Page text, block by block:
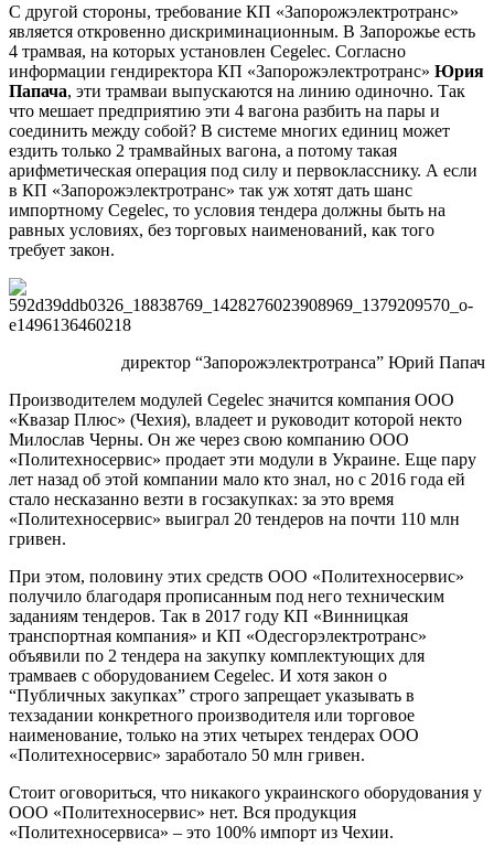
С другой стороны, требование КП «Запорожэлектротранс»
является откровенно дискриминационным. В Запорожье есть
4 трамвая, на которых установлен Cegelec. Согласно
информации гендиректора КП «Запорожэлектротранс» Юрия
Папача, эти трамваи выпускаются на линию одиночно. Так
что мешает предприятию эти 4 вагона разбить на пары и
соединить между собой? В системе многих единиц может
ездить только 2 трамвайных вагона, а потому такая
арифметическая операция под силу и первокласснику. А если
в КП «Запорожэлектротранс» так уж хотят дать шанс
импортному Cegelec, то условия тендера должны быть на
равных условиях, без торговых наименований, как того
требует закон.
директор “Запорожэлектротранса” Юрий Папач
Производителем модулей Cegelec значится компания ООО
«Квазар Плюс» (Чехия), владеет и руководит которой некто
Милослав Черны. Он же через свою компанию ООО
«Политехносервис» продает эти модули в Украине. Еще пару
лет назад об этой компании мало кто знал, но с 2016 года ей
стало несказанно везти в госзакупках: за это время
«Политехносервис» выиграл 20 тендеров на почти 110 млн
гривен.
При этом, половину этих средств ООО «Политехносервис»
получило благодаря прописанным под него техническим
заданиям тендеров. Так в 2017 году КП «Винницкая
транспортная компания» и КП «Одесгорэлектротранс»
объявили по 2 тендера на закупку комплектующих для
трамваев с оборудованием Cegelec. И хотя закон о
“Публичных закупках” строго запрещает указывать в
техзадании конкретного производителя или торговое
наименование, только на этих четырех тендерах ООО
«Политехносервис» заработало 50 млн гривен.
Стоит оговориться, что никакого украинского оборудования у
ООО «Политехносервис» нет. Вся продукция
«Политехносервиса» – это 100% импорт из Чехии.